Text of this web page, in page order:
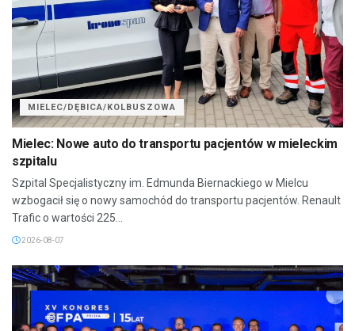
MIELEC/DĘBICA/KOLBUSZOWA
Mielec: Nowe auto do transportu pacjentów w mieleckim
szpitalu
Szpital Specjalistyczny im. Edmunda Biernackiego w Mielcu
wzbogacił się o nowy samochód do transportu pacjentów. Renault
Trafic o wartości 225...
2026-08-07